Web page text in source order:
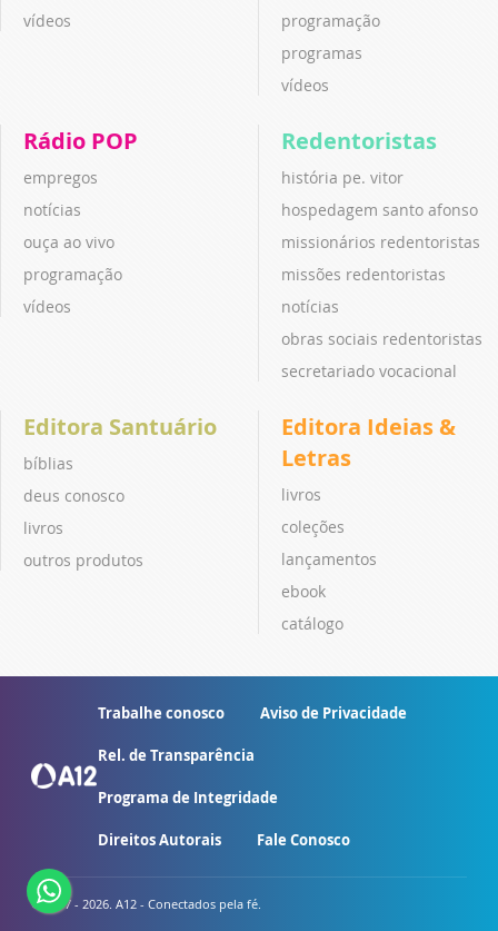
vídeos
programação
programas
vídeos
Rádio POP
empregos
notícias
ouça ao vivo
programação
vídeos
Redentoristas
história pe. vitor
hospedagem santo afonso
missionários redentoristas
missões redentoristas
notícias
obras sociais redentoristas
secretariado vocacional
Editora Santuário
bíblias
deus conosco
livros
outros produtos
Editora Ideias &
Letras
livros
coleções
lançamentos
ebook
catálogo
Trabalhe conosco Aviso de Privacidade
Rel. de Transparência
Programa de Integridade
Direitos Autorais Fale Conosco
© 2007 - 2026. A12 - Conectados pela fé.